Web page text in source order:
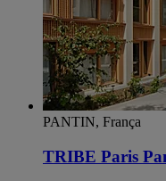
PANTIN, França
TRIBE Paris